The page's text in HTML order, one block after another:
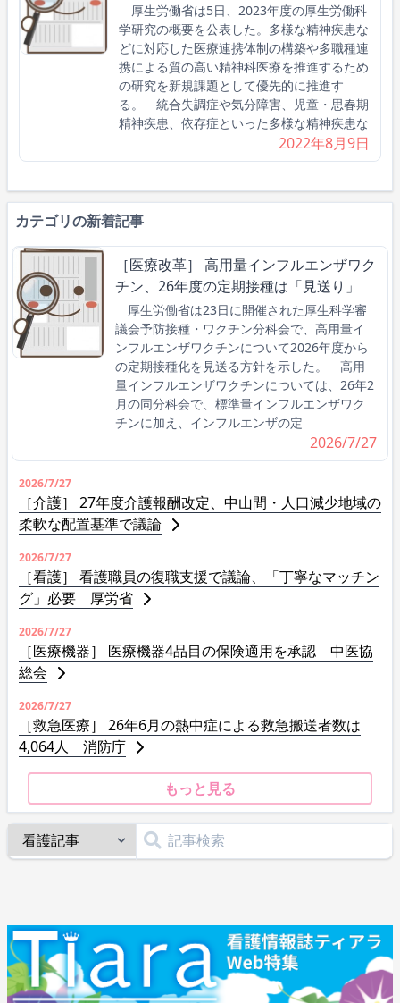
厚生労働省は5日、2023年度の厚生労働科
学研究の概要を公表した。多様な精神疾患な
どに対応した医療連携体制の構築や多職種連
携による質の高い精神科医療を推進するため
の研究を新規課題として優先的に推進す
る。 統合失調症や気分障害、児童・思春期
精神疾患、依存症といった多様な精神疾患な
2022年8月9日
カテゴリの新着記事
［医療改革］ 高用量インフルエンザワク
チン、26年度の定期接種は「見送り」
厚生労働省は23日に開催された厚生科学審
議会予防接種・ワクチン分科会で、高用量イ
ンフルエンザワクチンについて2026年度から
の定期接種化を見送る方針を示した。 高用
量インフルエンザワクチンについては、26年2
月の同分科会で、標準量インフルエンザワク
チンに加え、インフルエンザの定
2026/7/27
2026/7/27
［介護］ 27年度介護報酬改定、中山間・人口減少地域の
柔軟な配置基準で議論
2026/7/27
［看護］ 看護職員の復職支援で議論、「丁寧なマッチン
グ」必要 厚労省
2026/7/27
［医療機器］ 医療機器4品目の保険適用を承認 中医協
総会
2026/7/27
［救急医療］ 26年6月の熱中症による救急搬送者数は
4,064人 消防庁
もっと見る